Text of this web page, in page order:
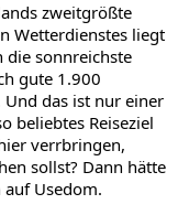
zweitgrößte
Wetterdienstes liegt
die sonnreichste
gute 1.900
das ist nur einer
beliebtes Reiseziel
verrbringen,
sollst? Dann hätte
Usedom.